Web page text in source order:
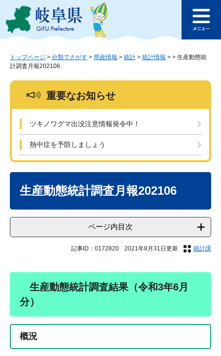
ジ
ュ
このページの本文へ
ュ
トップページ > 分類でさがす > 県政情報 > 統計 > 統計情報 > > 生産動態統
計調査月報202106
重要なお知らせ
ツキノワグマ出没注意情報発令中！
熱中症を予防しましょう
生産動態統計調査月報202106
ページ内目次
記事ID：0172820 2021年8月31日更新 統計課
生産動態統計調査結果（令和3年6月
分）
概況